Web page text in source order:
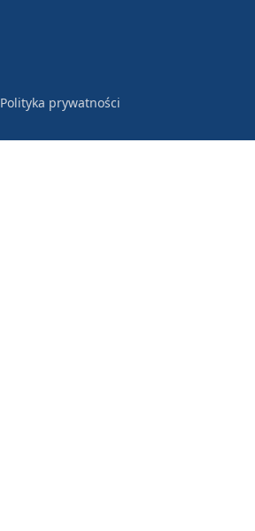
Polityka prywatności